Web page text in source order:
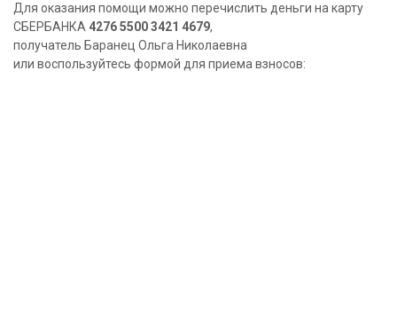
Для оказания помощи можно перечислить деньги на карту
СБЕРБАНКА 4276 5500 3421 4679,
получатель Баранец Ольга Николаевна
или воспользуйтесь формой для приема взносов: